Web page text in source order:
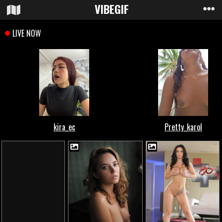
VIBEGIF